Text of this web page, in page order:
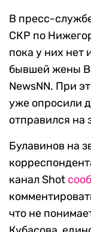
В пресс-
СКР по
пока у них нет
бывшей жены
NewsNN. При
уже опросили
отправился на
Булавинов на
канал Shot
что не